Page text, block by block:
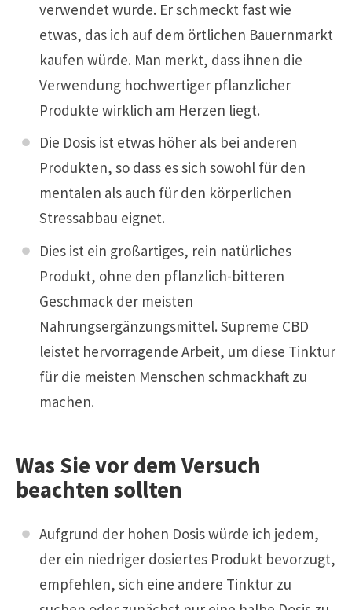
verwendet wurde. Er schmeckt fast wie
etwas, das ich auf dem örtlichen Bauernmarkt
kaufen würde. Man merkt, dass ihnen die
Verwendung hochwertiger pflanzlicher
Produkte wirklich am Herzen liegt.
Die Dosis ist etwas höher als bei anderen
Produkten, so dass es sich sowohl für den
mentalen als auch für den körperlichen
Stressabbau eignet.
Dies ist ein großartiges, rein natürliches
Produkt, ohne den pflanzlich-bitteren
Geschmack der meisten
Nahrungsergänzungsmittel. Supreme CBD
leistet hervorragende Arbeit, um diese Tinktur
für die meisten Menschen schmackhaft zu
machen.
Was Sie vor dem Versuch
beachten sollten
Aufgrund der hohen Dosis würde ich jedem,
der ein niedriger dosiertes Produkt bevorzugt,
empfehlen, sich eine andere Tinktur zu